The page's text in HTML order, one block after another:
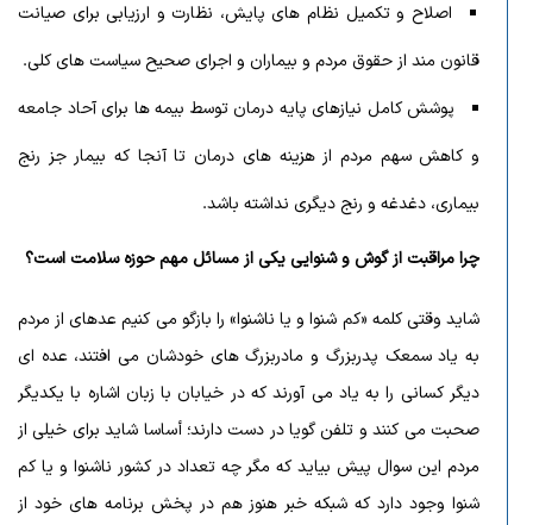
اصلاح و تکمیل نظام های پایش، نظارت و ارزیابی برای صیانت
قانون مند از حقوق مردم و بیماران و اجرای صحیح سیاست های کلی.
پوشش کامل نیازهای پایه درمان توسط بیمه ها برای آحاد جامعه
و کاهش سهم مردم از هزینه های درمان تا آنجا که بیمار جز رنج
بیماری، دغدغه و رنج دیگری نداشته باشد.
چرا مراقبت از گوش و شنوایی یکی از مسائل مهم حوزه سلامت است؟
شاید وقتی کلمه «کم شنوا و یا ناشنوا» را بازگو می کنیم عدهای از مردم
به یاد سمعک پدربزرگ و مادربزرگ های خودشان می افتند، عده ای
دیگر کسانی را به یاد می آورند که در خیابان با زبان اشاره با یکدیگر
صحبت می کنند و تلفن گویا در دست دارند؛ أساسا شاید برای خیلی از
مردم این سوال پیش بیاید که مگر چه تعداد در کشور ناشنوا و یا کم
شنوا وجود دارد که شبکه خبر هنوز هم در پخش برنامه های خود از